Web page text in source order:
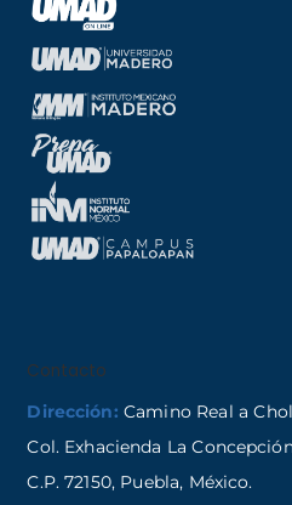
Contacto
Dirección: Camino Real a
Col. Exhacienda La
C.P. 72150, Puebla, México.